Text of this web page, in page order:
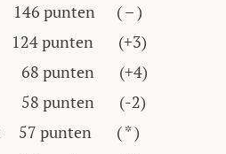
146 punten ( – )
124 punten (+3)
68 punten (+4)
58 punten (-2)
57 punten ( * )